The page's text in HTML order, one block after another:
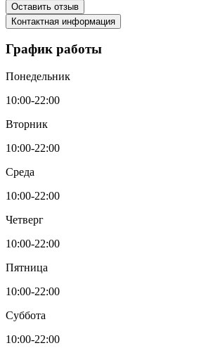
Оставить отзыв
Контактная информация
График работы
Понедельник
10:00-22:00
Вторник
10:00-22:00
Среда
10:00-22:00
Четверг
10:00-22:00
Пятница
10:00-22:00
Суббота
10:00-22:00